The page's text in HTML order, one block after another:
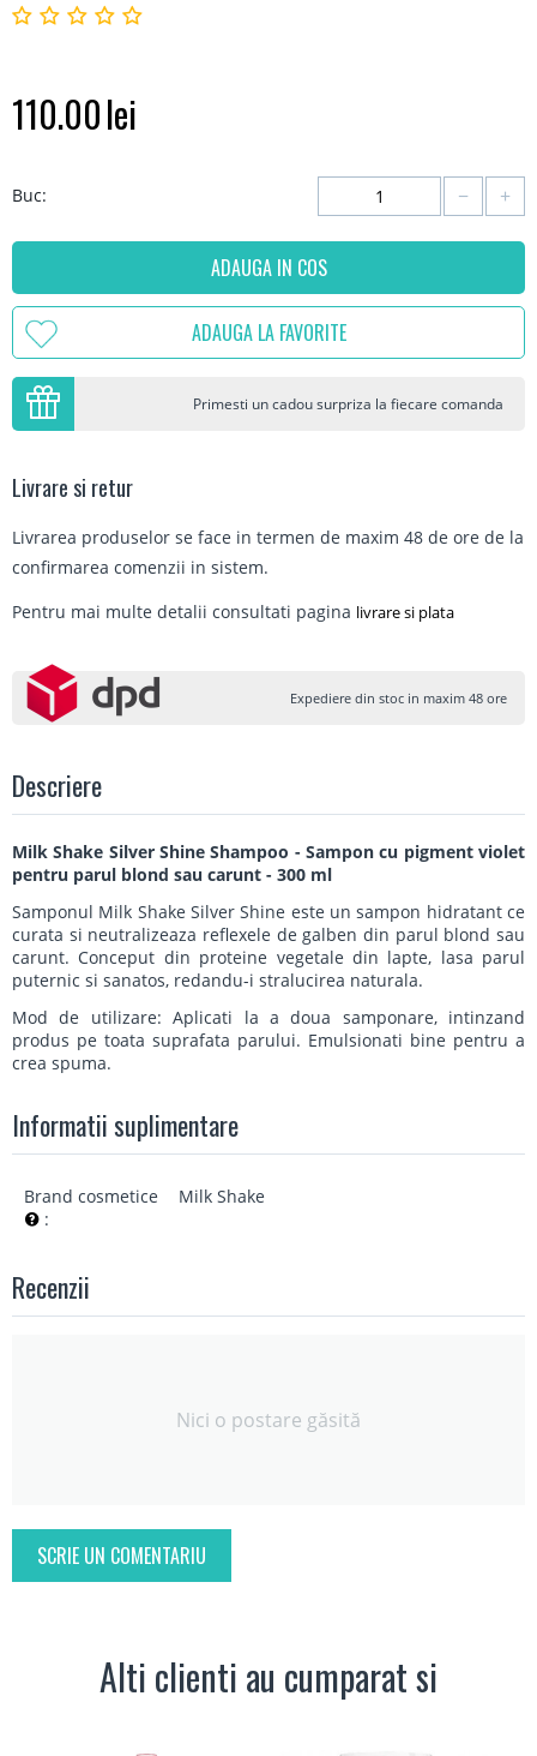
110.00lei
Buc: +
−
ADAUGA IN COS
ADAUGA LA FAVORITE
Primesti un cadou surpriza la fiecare comanda
Livrare si retur
Livrarea produselor se face in termen de maxim 48 de ore de la
confirmarea comenzii in sistem.
Pentru mai multe detalii consultati pagina livrare si plata
Expediere din stoc in maxim 48 ore
Descriere
Milk Shake Silver Shine Shampoo - Sampon cu pigment violet
pentru parul blond sau carunt - 300 ml
Samponul Milk Shake Silver Shine este un sampon hidratant ce
curata si neutralizeaza reflexele de galben din parul blond sau
carunt. Conceput din proteine vegetale din lapte, lasa parul
puternic si sanatos, redandu-i stralucirea naturala.
Mod de utilizare: Aplicati la a doua samponare, intinzand
produs pe toata suprafata parului. Emulsionati bine pentru a
crea spuma.
Informatii suplimentare
Brand cosmetice
:
Milk Shake
Recenzii
Nici o postare găsită
SCRIE UN COMENTARIU
Alti clienti au cumparat si